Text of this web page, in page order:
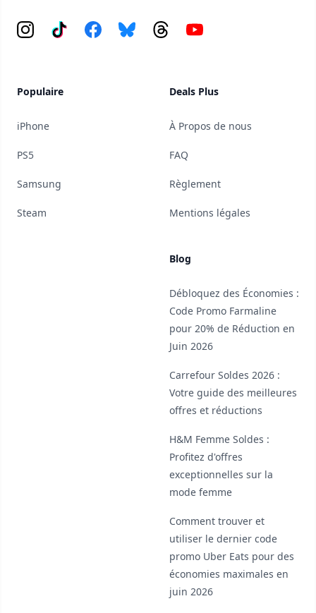
Instagram
Tiktok FacebookBlueskyThreadsYouTube
Populaire
iPhone
PS5
Samsung
Steam
Deals Plus
À Propos de nous
FAQ
Règlement
Mentions légales
Blog
Débloquez des Économies :
Code Promo Farmaline
pour 20% de Réduction en
Juin 2026
Carrefour Soldes 2026 :
Votre guide des meilleures
offres et réductions
H&M Femme Soldes :
Profitez d'offres
exceptionnelles sur la
mode femme
Comment trouver et
utiliser le dernier code
promo Uber Eats pour des
économies maximales en
juin 2026